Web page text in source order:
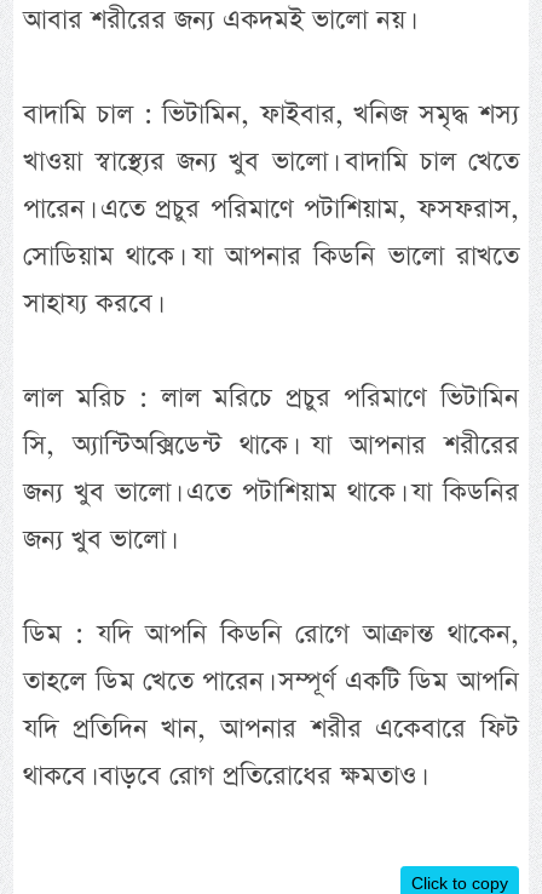
আবার শরীরের জন্য একদমই ভালো নয়।
বাদামি চাল : ভিটামিন, ফাইবার, খনিজ সমৃদ্ধ শস্য
খাওয়া স্বাস্থ্যের জন্য খুব ভালো। বাদামি চাল খেতে
পারেন। এতে প্রচুর পরিমাণে পটাশিয়াম, ফসফরাস,
সোডিয়াম থাকে। যা আপনার কিডনি ভালো রাখতে
সাহায্য করবে।
লাল মরিচ : লাল মরিচে প্রচুর পরিমাণে ভিটামিন
সি, অ্যান্টিঅক্সিডেন্ট থাকে। যা আপনার শরীরের
জন্য খুব ভালো। এতে পটাশিয়াম থাকে। যা কিডনির
জন্য খুব ভালো।
ডিম : যদি আপনি কিডনি রোগে আক্রান্ত থাকেন,
তাহলে ডিম খেতে পারেন। সম্পূর্ণ একটি ডিম আপনি
যদি প্রতিদিন খান, আপনার শরীর একেবারে ফিট
থাকবে। বাড়বে রোগ প্রতিরোধের ক্ষমতাও।
Click to copy